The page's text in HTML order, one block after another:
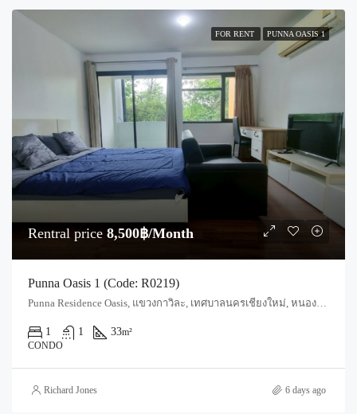
FOR RENT PUNNA OASIS 1
Rentral price 8,500฿/Month
Punna Oasis 1 (Code: R0219)
1 1 33m²
CONDO
Richard Jones 6 days ago